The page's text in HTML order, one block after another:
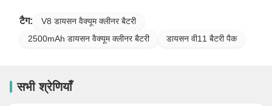
टैग:
V8 डायसन वैक्यूम क्लीनर बैटरी
2500mAh डायसन वैक्यूम क्लीनर बैटरी
डायसन वी11 बैटरी पैक
सभी श्रेणियाँ